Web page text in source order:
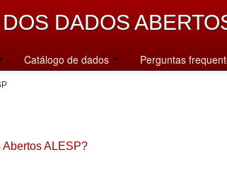
DADOS
Catálogo de dados Perguntas
Abertos ALESP?